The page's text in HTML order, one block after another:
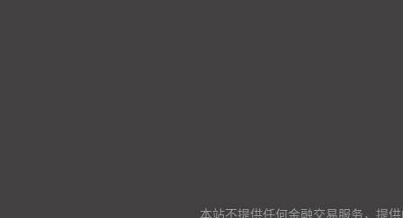
本站不提供任何金融交易服务，提